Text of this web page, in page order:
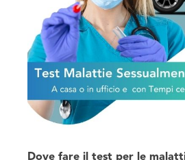
Dove fare il test per le